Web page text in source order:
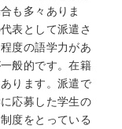
も多々ありま
表として派遣さ
度の語学力があ
般的です。在籍
ります。派遣で
応募した学生の
度をとっている